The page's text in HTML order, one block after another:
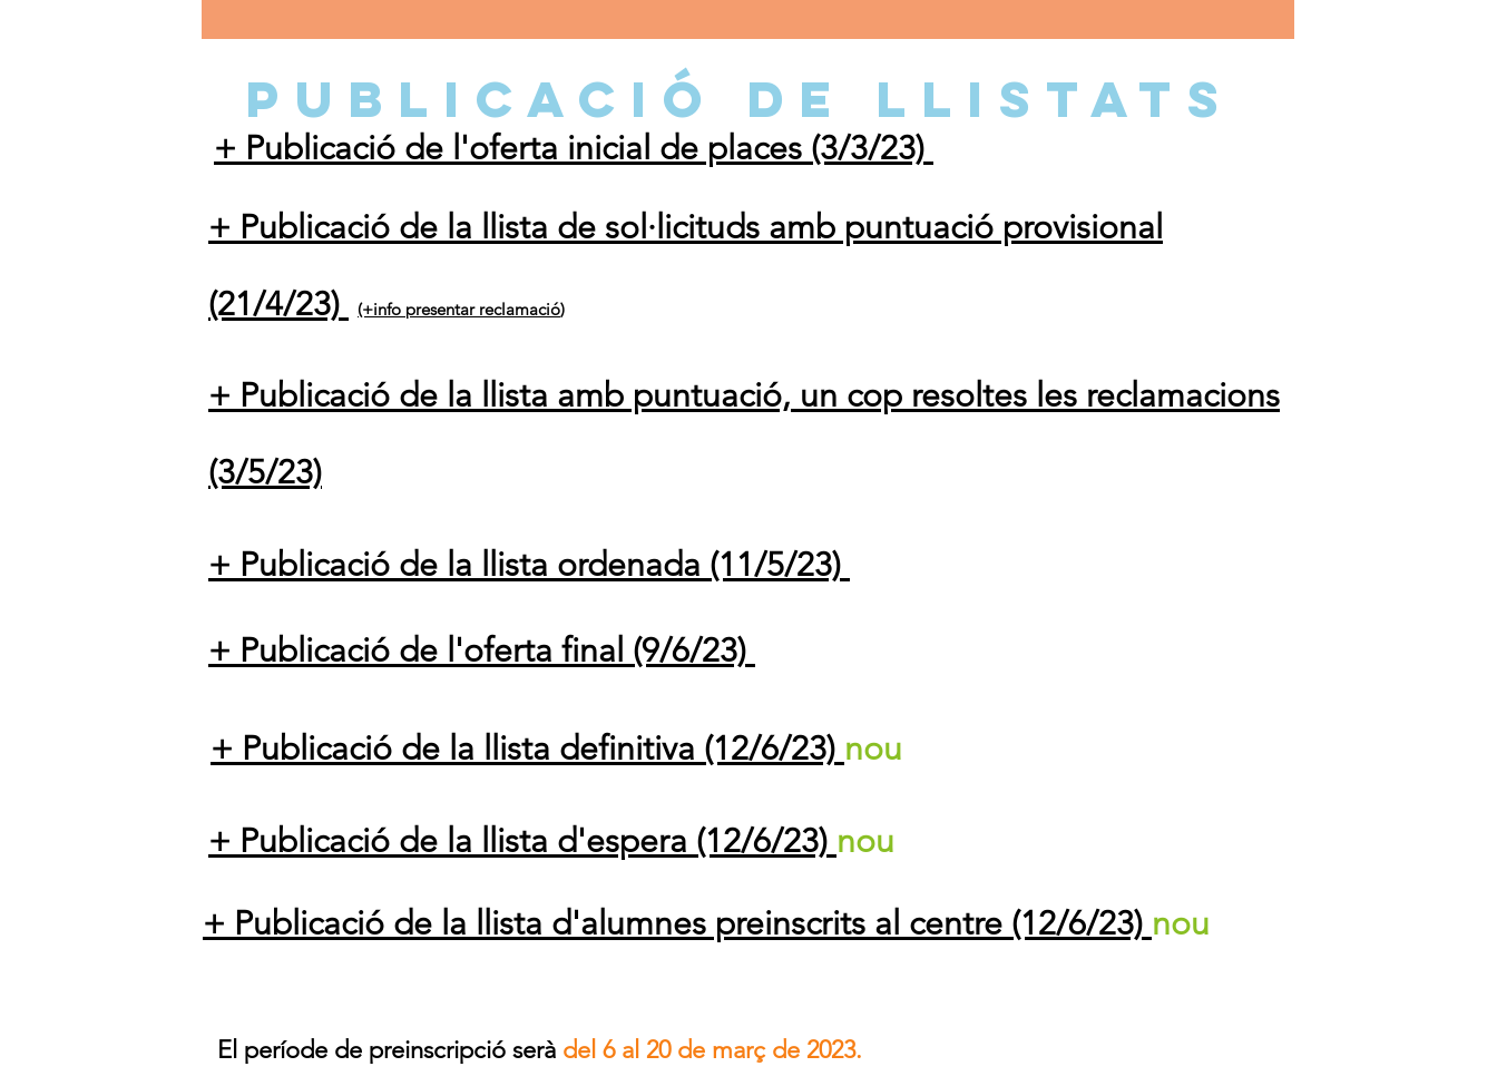
PUBLICACIÓ DE LLISTATS
+ Publicació de l'oferta inicial de places (3/3/23)
+ Publicació de la llista de sol·licituds amb puntuació provisional
(21/4/23)
(+info presentarreclamació)
+ Publicació de la llista amb puntuació, un cop resoltes les reclamacions
(3/5/23)
+ Publicació de la llista ordenada (11/5/23)
+ Publicació de l'oferta final (9/6/23)
+ Publicació de la llista definitiva (12/6/23) nou
+ Publicació de la llista d'espera (12/6/23) nou
+ Publicació de la llista d'alumnes preinscrits al centre (12/6/23) nou
El període de preinscripció serà del 6 al 20 de març de 2023.